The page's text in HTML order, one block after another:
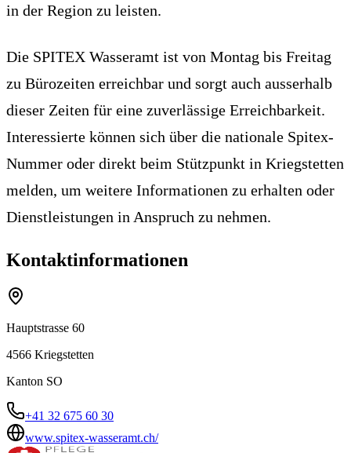
in der Region zu leisten.
Die SPITEX Wasseramt ist von Montag bis Freitag
zu Bürozeiten erreichbar und sorgt auch ausserhalb
dieser Zeiten für eine zuverlässige Erreichbarkeit.
Interessierte können sich über die nationale Spitex-
Nummer oder direkt beim Stützpunkt in Kriegstetten
melden, um weitere Informationen zu erhalten oder
Dienstleistungen in Anspruch zu nehmen.
Kontaktinformationen
Hauptstrasse 60
4566 Kriegstetten
Kanton SO
+41 32 675 60 30
www.spitex-wasseramt.ch/